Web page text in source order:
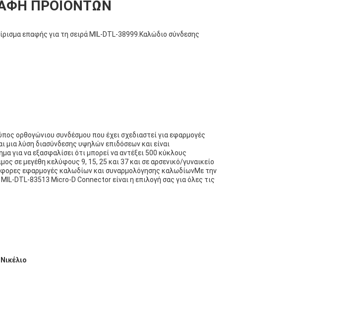
ΠΡΟΪΌΝΤΩΝ
επαφής για τη σειρά MIL-DTL-38999.Καλώδιο σύνδεσης
ορθογώνιου συνδέσμου που έχει σχεδιαστεί για εφαρμογές
μια λύση διασύνδεσης υψηλών επιδόσεων και είναι
για να εξασφαλίσει ότι μπορεί να αντέξει 500 κύκλους
σε μεγέθη κελύφους 9, 15, 25 και 37 και σε αρσενικό/γυναικείο
εφαρμογές καλωδίων και συναρμολόγησης καλωδίωνΜε την
DTL-83513 Micro-D Connector είναι η επιλογή σας για όλες τις